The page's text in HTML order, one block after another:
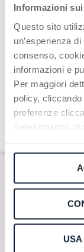
Informazioni
Questo sito
un’esperienza
consenso,
informazioni e
Per maggiori
policy,
preferenze
Selezionando
consenso
saranno attivati
funzionamento